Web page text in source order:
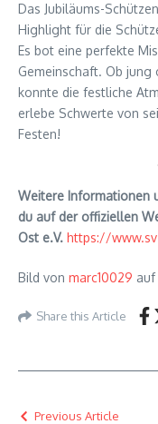
Das Jubiläums-
Highlight für die
Es bot eine perfekte
Gemeinschaft. Ob jung
konnte die festliche
erlebe Schwerte von
Festen!
Weitere Informationen
du auf der offiziellen
Ost e.V. https://
Bild von marc10029 auf
Share this Article
Previous Article